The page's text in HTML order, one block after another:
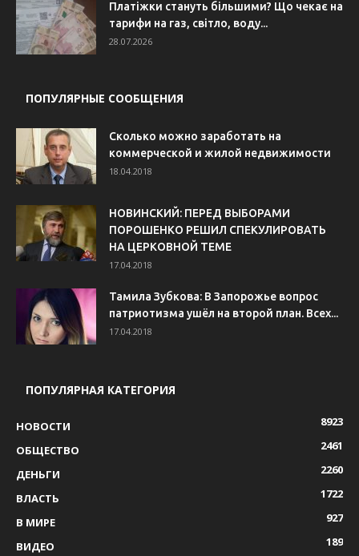
Платіжки стануть більшими? Що чекає на
тарифи на газ, світло, воду...
28.07.2026
ПОПУЛЯРНЫЕ СООБЩЕНИЯ
Сколько можно заработать на
коммерческой и жилой недвижимости
18.04.2018
НОВИНСКИЙ: ПЕРЕД ВЫБОРАМИ
ПОРОШЕНКО РЕШИЛ СПЕКУЛИРОВАТЬ
НА ЦЕРКОВНОЙ ТЕМЕ
17.04.2018
Тамила Зубкова: В Запорожье вопрос
патриотизма ушёл на второй план. Всех...
17.04.2018
ПОПУЛЯРНАЯ КАТЕГОРИЯ
НОВОСТИ
8923
ОБЩЕСТВО
2461
ДЕНЬГИ
2260
ВЛАСТЬ
1722
В МИРЕ
927
ВИДЕО
189